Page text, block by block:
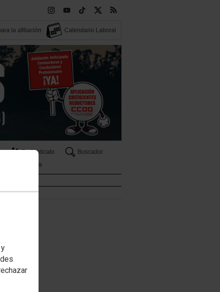
la afiliación Calendario Laboral
Tu Sindicato
Buscador
Tribuna